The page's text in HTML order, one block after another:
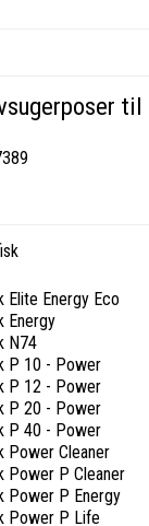
Elite Energy Eco
Energy
N74
P 10 - Power
P 12 - Power
P 20 - Power
P 40 - Power
Power Cleaner
Power P Cleaner
Power P Energy
Power P Life